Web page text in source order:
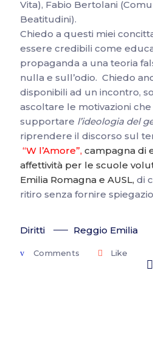
Vita), Fabio Bertolani
Beatitudini).
Chiedo a questi miei
essere credibili come
propaganda a una teoria
nulla e sull’odio. Chiedo
disponibili ad un incontro,
ascoltare le motivazioni
supportare l’ideologia del
riprendere il discorso sul
“W l’Amore”, campagna di
affettività per le scuole
Emilia Romagna e AUSL, di
ritiro senza fornire
Diritti Reggio Emilia
Comments Like